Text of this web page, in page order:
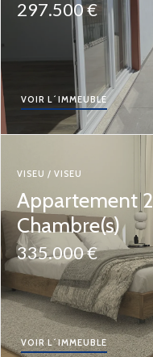
297.500 €
VOIR L´IMMEUBLE
VISEU / VISEU
Appartement 2
Chambre(s)
335.000 €
VOIR L´IMMEUBLE